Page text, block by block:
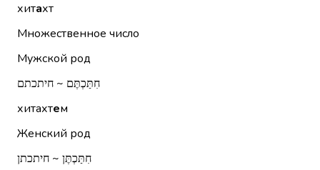
хитахт
Множественное число
Мужской род
חִתַּכְתֶּם ~ חיתכתם
хитахтем
Женский род
חִתַּכְתֶּן ~ חיתכתן